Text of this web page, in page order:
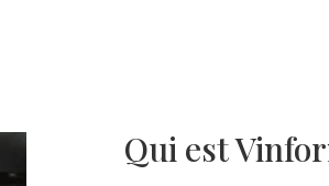
Qui est